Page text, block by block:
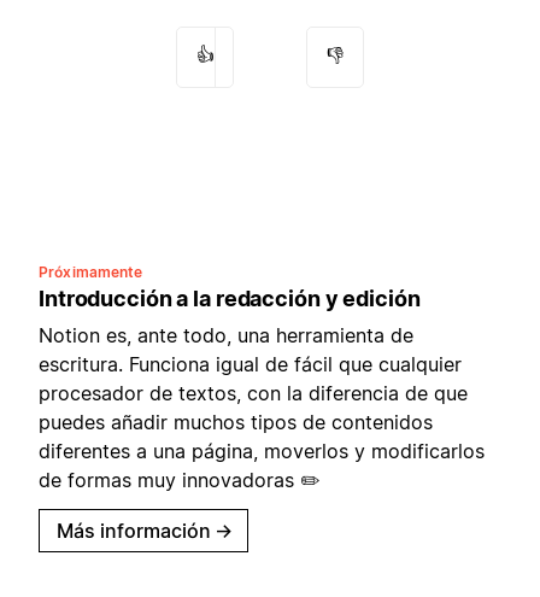
👍 👎
Próximamente
Introducción a la redacción y edición
Notion es, ante todo, una herramienta de
escritura. Funciona igual de fácil que cualquier
procesador de textos, con la diferencia de que
puedes añadir muchos tipos de contenidos
diferentes a una página, moverlos y modificarlos
de formas muy innovadoras ✏️
Más información →